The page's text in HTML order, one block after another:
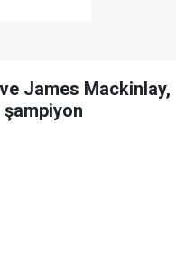
James Mackinlay,
şampiyon